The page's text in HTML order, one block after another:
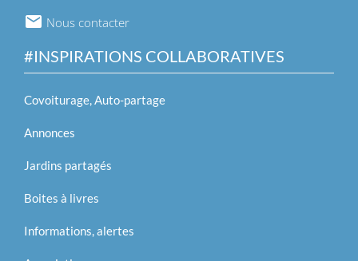
Nous contacter
#INSPIRATIONS COLLABORATIVES
Covoiturage, Auto-partage
Annonces
Jardins partagés
Boites à livres
Informations, alertes